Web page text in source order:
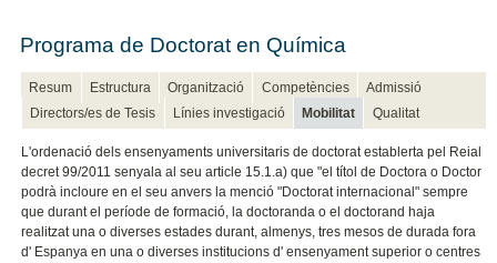
Programa de Doctorat en Química
Resum Estructura Organització Competències
Admissió
Directors/es de Tesis
Línies investigació Mobilitat Qualitat
L'ordenació dels ensenyaments universitaris de doctorat establerta pel Reial
decret 99/2011 senyala al seu article 15.1.a) que "el títol de Doctora o Doctor
podrà incloure en el seu anvers la menció "Doctorat internacional" sempre
que durant el període de formació, la doctoranda o el doctorand haja
realitzat una o diverses estades durant, almenys, tres mesos de durada fora
d' Espanya en una o diverses institucions d' ensenyament superior o centres